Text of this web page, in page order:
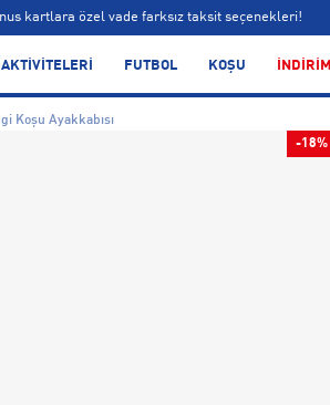
kartlara özel vade farksız taksit seçenekleri!
FUTBOL KOŞU İNDİRİM
Koşu Ayakkabısı
-18%